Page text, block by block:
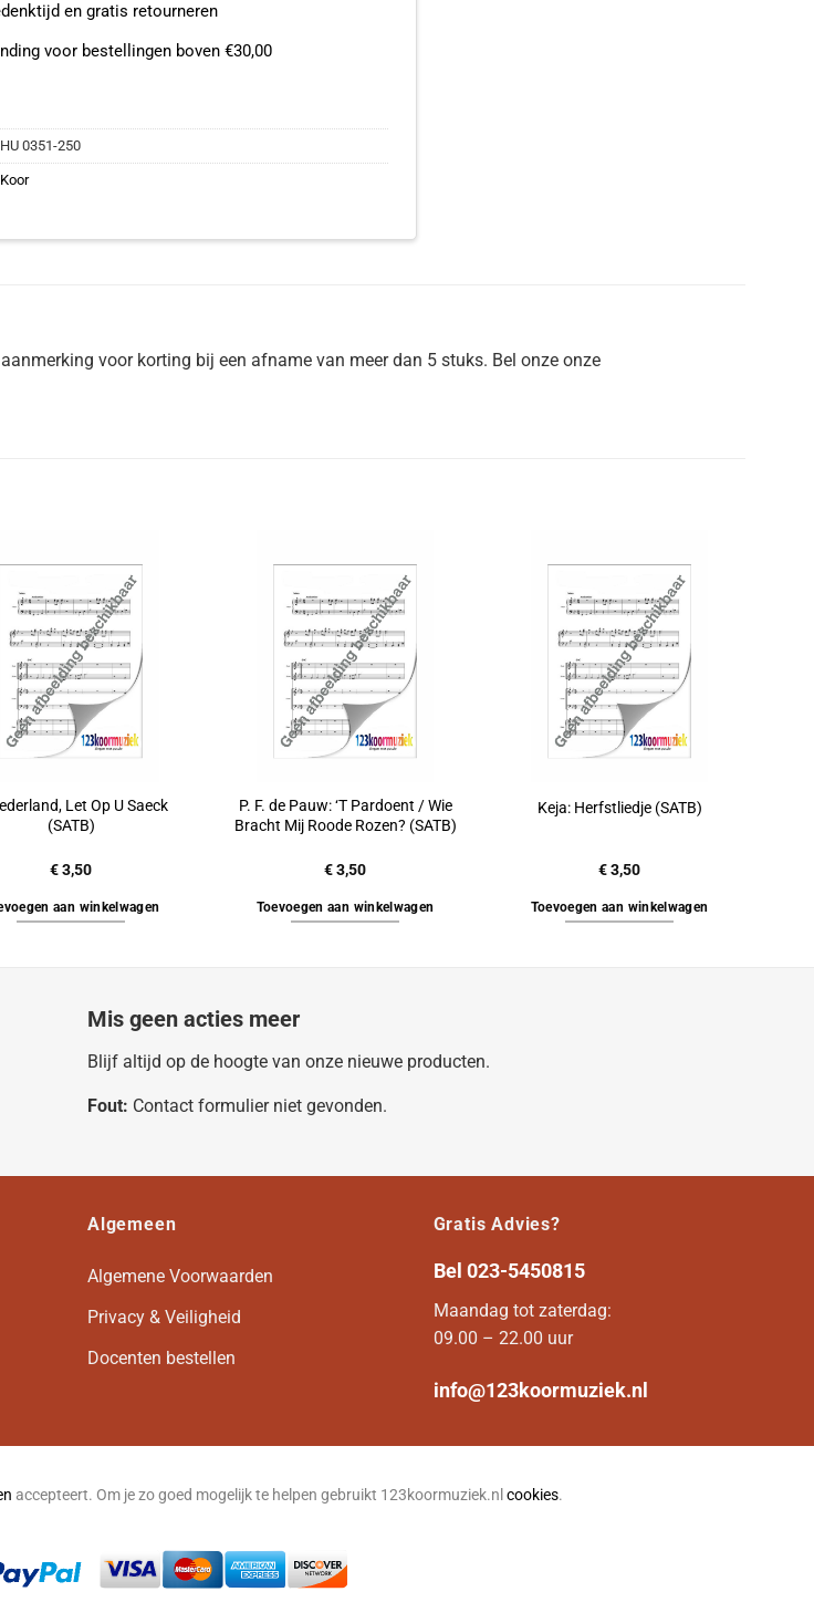
en gratis retourneren
voor bestellingen boven €30,00
0351-250
voor korting bij een afname van meer dan 5 stuks. Bel onze onze
Let Op U Saeck
(SATB)
€3,50
aan winkelwagen
P. F. de Pauw: ‘T Pardoent / Wie
Bracht Mij Roode Rozen? (SATB)
€3,50
Toevoegen aan winkelwagen
Keja: Herfstliedje (SATB)
€3,50
Toevoegen aan winkelwagen
Mis geen acties meer
Blijf altijd op de hoogte van onze nieuwe producten.
Fout: Contact formulier niet gevonden.
Algemeen
Algemene Voorwaarden
Privacy & Veiligheid
Docenten bestellen
Gratis Advies?
Bel 023-5450815
Maandag tot zaterdag:
09.00 – 22.00 uur
info@123koormuziek.nl
accepteert. Om je zo goed mogelijk te helpen gebruikt 123koormuziek.nl cookies.